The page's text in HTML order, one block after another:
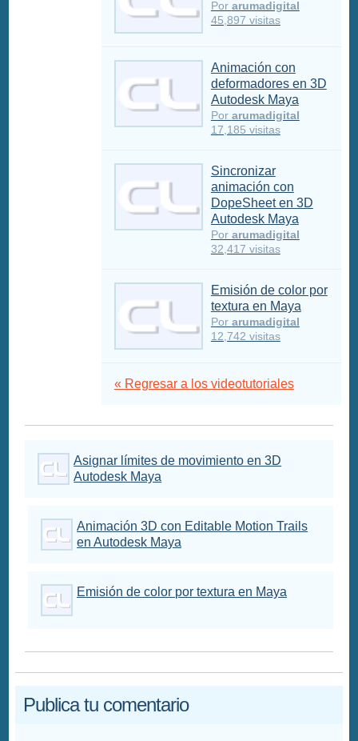
Por arumadigital
45,897 visitas
Animación con
deformadores en 3D
Autodesk Maya
Por arumadigital
17,185 visitas
Sincronizar
animación con
DopeSheet en 3D
Autodesk Maya
Por arumadigital
32,417 visitas
Emisión de color por
textura en Maya
Por arumadigital
12,742 visitas
« Regresar a los videotutoriales
Asignar límites de movimiento en 3D
Autodesk Maya
Animación 3D con Editable Motion Trails
en Autodesk Maya
Emisión de color por textura en Maya
Publica tu comentario